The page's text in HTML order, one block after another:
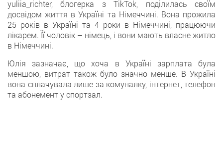
yuliia_richter, блогерка з TikTok, поділилась своїм
досвідом життя в Україні та Німеччині. Вона прожила
25 років в Україні та 4 роки в Німеччині, працюючи
лікарем. Її чоловік – німець, і вони мають власне житло
в Німеччині.
Юлія зазначає, що хоча в Україні зарплата була
меншою, витрат також було значно менше. В Україні
вона сплачувала лише за комуналку, інтернет, телефон
та абонемент у спортзал.